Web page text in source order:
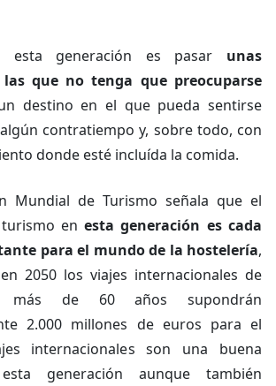
esta generación es pasar unas
las que no tenga que preocuparse
destino en el que pueda sentirse
contratiempo y, sobre todo, con
donde esté incluída la comida.
Mundial de Turismo señala que el
turismo enesta generación es cada
para el mundo de la hostelería,
2050 los viajes internacionales de
más de 60 años supondrán
2.000 millones de euros para el
internacionales son una buena
generación aunque también